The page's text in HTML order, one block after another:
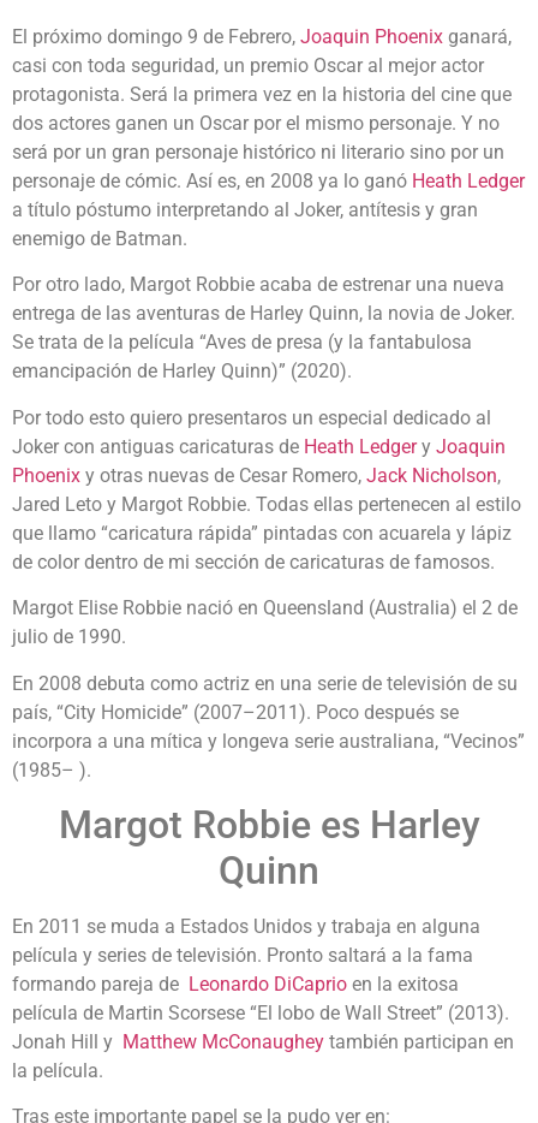
El próximo domingo 9 de Febrero, Joaquin Phoenix ganará,
casi con toda seguridad, un premio Oscar al mejor actor
protagonista. Será la primera vez en la historia del cine que
dos actores ganen un Oscar por el mismo personaje. Y no
será por un gran personaje histórico ni literario sino por un
personaje de cómic. Así es, en 2008 ya lo ganó Heath Ledger
a título póstumo interpretando al Joker, antítesis y gran
enemigo de Batman.
Por otro lado, Margot Robbie acaba de estrenar una nueva
entrega de las aventuras de Harley Quinn, la novia de Joker.
Se trata de la película “Aves de presa (y la fantabulosa
emancipación de Harley Quinn)” (2020).
Por todo esto quiero presentaros un especial dedicado al
Joker con antiguas caricaturas de Heath Ledgery Joaquin
Phoenix y otras nuevas de Cesar Romero, Jack Nicholson,
Jared Leto y Margot Robbie. Todas ellas pertenecen al estilo
que llamo “caricatura rápida” pintadas con acuarela y lápiz
de color dentro de mi sección de caricaturas de famosos.
Margot Elise Robbie nació en Queensland (Australia) el 2 de
julio de 1990.
En 2008 debuta como actriz en una serie de televisión de su
país, “City Homicide” (2007–2011). Poco después se
incorpora a una mítica y longeva serie australiana, “Vecinos”
(1985– ).
Margot Robbie es Harley
Quinn
En 2011 se muda a Estados Unidos y trabaja en alguna
película y series de televisión. Pronto saltará a la fama
formando pareja de Leonardo DiCaprio en la exitosa
película de Martin Scorsese “El lobo de Wall Street” (2013).
Jonah Hill y Matthew McConaughey también participan en
la película.
Tras este importante papel se la pudo ver en: